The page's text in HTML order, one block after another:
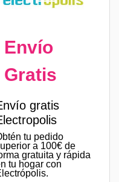
Envío
Gratis
gratis
tu pedido
a 100€ de
gratuita y rápida
tu hogar con